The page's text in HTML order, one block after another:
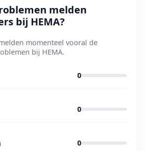
melden
bij HEMA?
momenteel vooral de
bij HEMA.
0
0
0